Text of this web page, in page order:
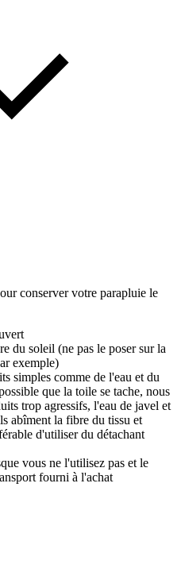
conserver votre parapluie le
du soleil (ne pas le poser sur la
exemple)
simples comme de l'eau et du
que la toile se tache, nous
trop agressifs, l'eau de javel et
abîment la fibre du tissu et
d'utiliser du détachant
vous ne l'utilisez pas et le
fourni à l'achat